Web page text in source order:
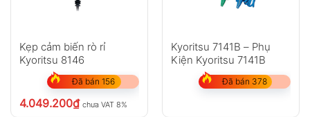
Kẹp cảm biến rò rỉ
Kyoritsu 8146
Đã bán 156
4.049.200₫ chưa VAT 8%
Kyoritsu 7141B – Phụ
Kiện Kyoritsu 7141B
Đã bán 378